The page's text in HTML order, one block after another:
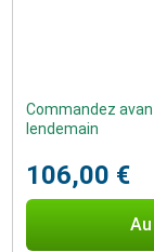
Commandez
lendemain
106,00 €